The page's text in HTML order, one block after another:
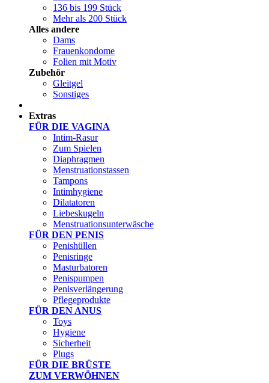
136 bis 199 Stück
Mehr als 200 Stück
Alles andere
Dams
Frauenkondome
Folien mit Motiv
Zubehör
Gleitgel
Sonstiges
Extras
FÜR DIE VAGINA
Intim-Rasur
Zum Spielen
Diaphragmen
Menstruationstassen
Tampons
Intimhygiene
Dilatatoren
Liebeskugeln
Menstruationsunterwäsche
FÜR DEN PENIS
Penishüllen
Penisringe
Masturbatoren
Penispumpen
Penisverlängerung
Pflegeprodukte
FÜR DEN ANUS
Toys
Hygiene
Sicherheit
Plugs
FÜR DIE BRÜSTE
ZUM VERWÖHNEN